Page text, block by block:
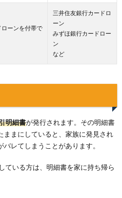
ーンを付帯で
三井住友銀行カードロ
ーン
みずほ銀行カードロー
ン
など
明細書が発行されます。その明細書
ままにしていると、家族に発見され
レてしまうことがあります。
ている方は、明細書を家に持ち帰ら